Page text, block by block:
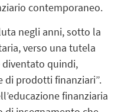
contemporaneo.
negli anni, sotto la
verso una tutela
quindi,
di prodotti finanziari”.
finanziaria